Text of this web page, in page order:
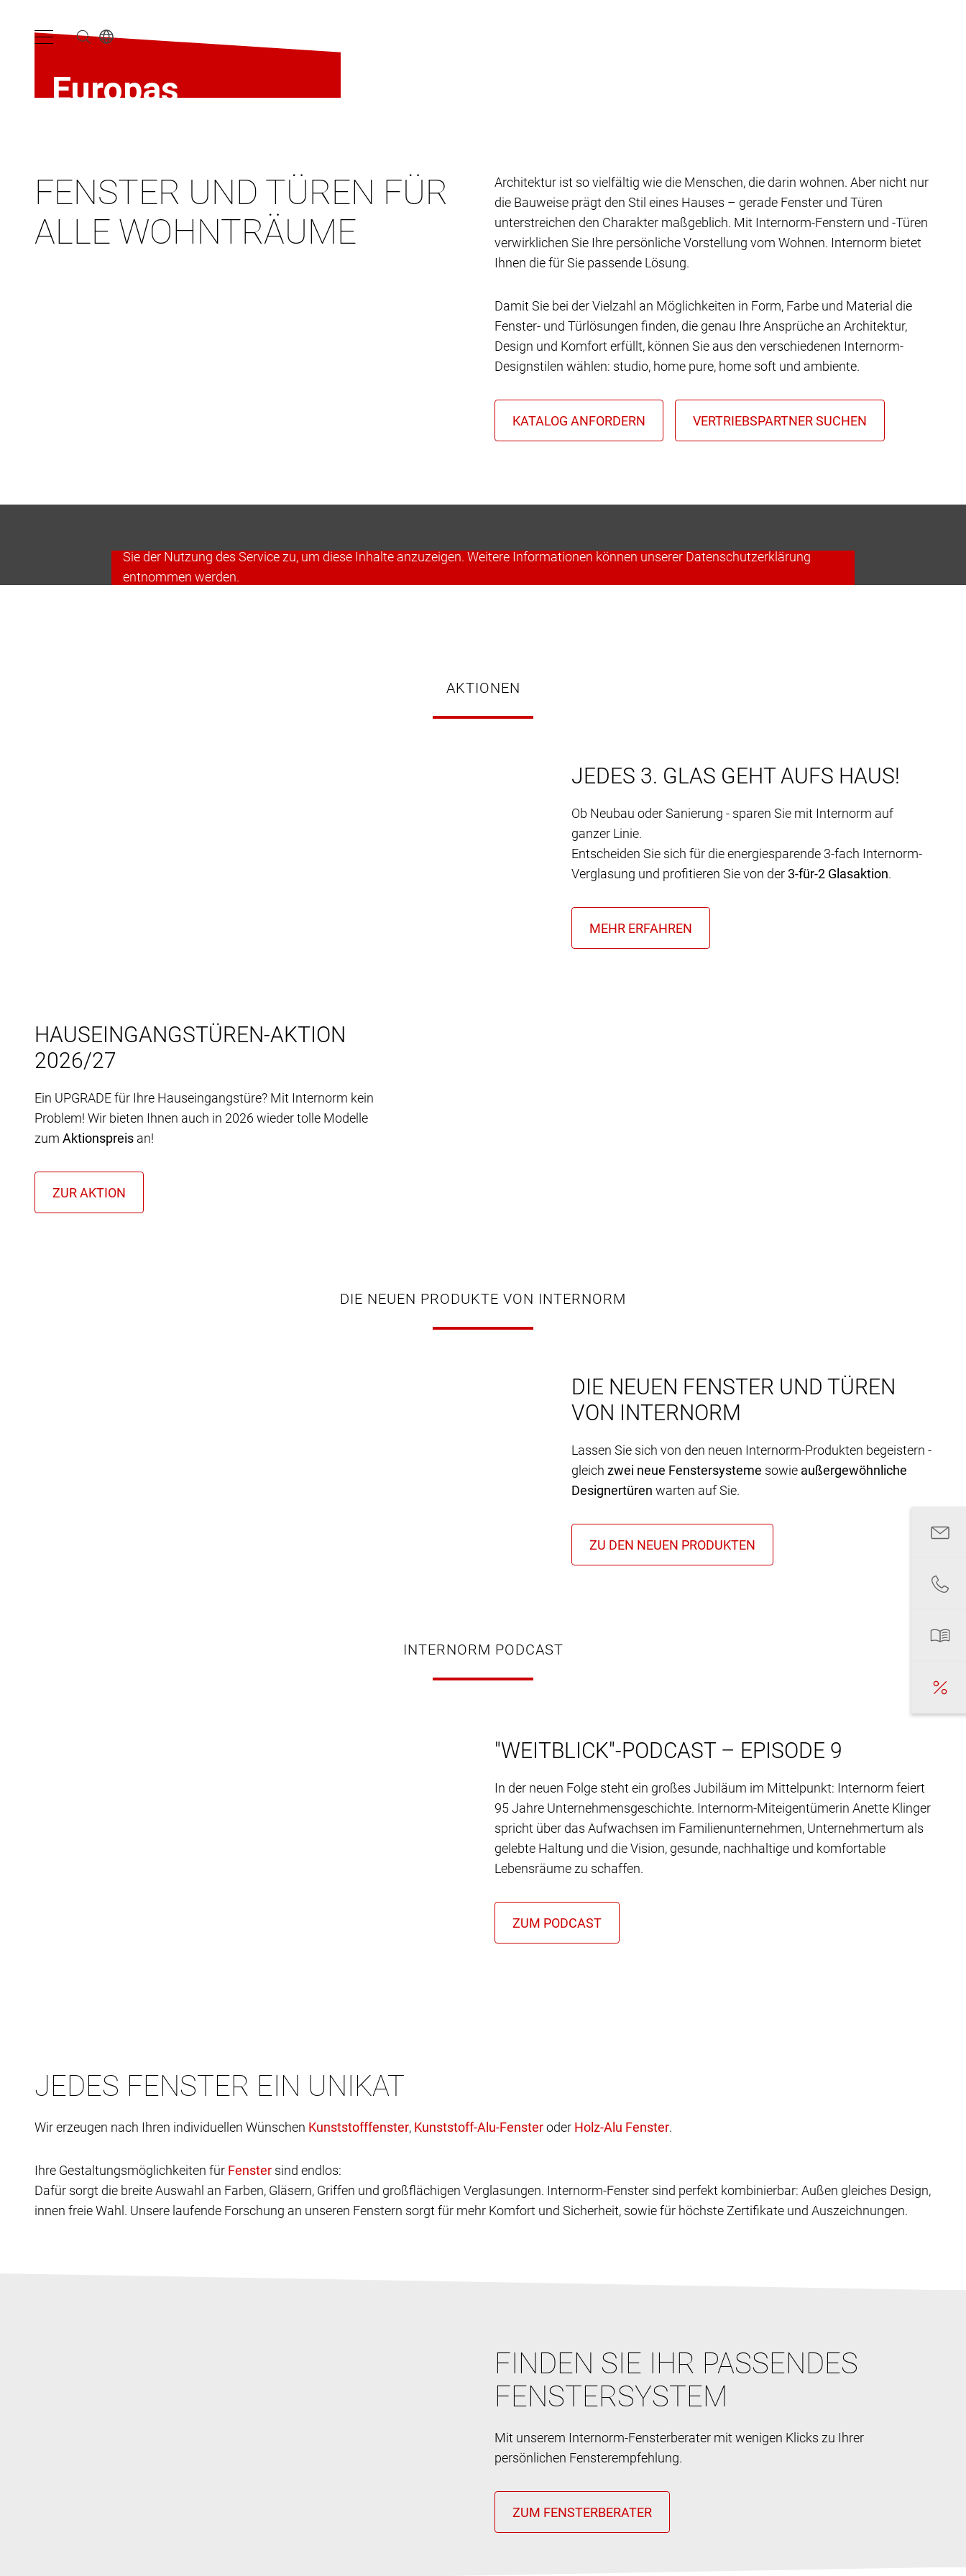
Europas
Nr. 1
FENSTER UND TÜREN FÜR
ALLE WOHNTRÄUME
Architektur ist so vielfältig wie die Menschen, die darin wohnen. Aber nicht nur
die Bauweise prägt den Stil eines Hauses – gerade Fenster und Türen
unterstreichen den Charakter maßgeblich. Mit Internorm-Fenstern und -Türen
verwirklichen Sie Ihre persönliche Vorstellung vom Wohnen. Internorm bietet
Ihnen die für Sie passende Lösung.
Damit Sie bei der Vielzahl an Möglichkeiten in Form, Farbe und Material die
Fenster- und Türlösungen finden, die genau Ihre Ansprüche an Architektur,
Design und Komfort erfüllt, können Sie aus den verschiedenen Internorm-
Designstilen wählen: studio, home pure, home soft und ambiente.
WIR BENÖTIGEN IHRE ZUSTIMMUNG, UM DEN YOUTUBE PLAYER-SERVICE ZU LADEN!
Sie der Nutzung des Service zu, um diese Inhalte anzuzeigen. Weitere Informationen können unserer Datenschutzerklärung
entnommen werden.
AKTIONEN
JEDES 3. GLAS GEHT AUFS HAUS!
Ob Neubau oder Sanierung - sparen Sie mit Internorm auf
ganzer Linie.
Entscheiden Sie sich für die energiesparende 3-fach Internorm-
Verglasung und profitieren Sie von der 3-für-2 Glasaktion.
HAUSEINGANGSTÜREN-AKTION
2026/27
Ein UPGRADE für Ihre Hauseingangstüre? Mit Internorm kein
Problem! Wir bieten Ihnen auch in 2026 wieder tolle Modelle
zum Aktionspreis an!
DIE NEUEN PRODUKTE VON INTERNORM
DIE NEUEN FENSTER UND TÜREN
VON INTERNORM
Lassen Sie sich von den neuen Internorm-Produkten begeistern -
gleich zwei neue Fenstersysteme sowie außergewöhnliche
Designertüren warten auf Sie.
INTERNORM PODCAST
"WEITBLICK"-PODCAST – EPISODE 9
In der neuen Folge steht ein großes Jubiläum im Mittelpunkt: Internorm feiert
95 Jahre Unternehmensgeschichte. Internorm-Miteigentümerin Anette Klinger
spricht über das Aufwachsen im Familienunternehmen, Unternehmertum als
gelebte Haltung und die Vision, gesunde, nachhaltige und komfortable
Lebensräume zu schaffen.
JEDES FENSTER EIN UNIKAT
Wir erzeugen nach Ihren individuellen Wünschen , oder .
Ihre Gestaltungsmöglichkeiten für
sind endlos:
Dafür sorgt die breite Auswahl an Farben, Gläsern, Griffen und großflächigen Verglasungen. Internorm-Fenster sind perfekt kombinierbar: Außen gleiches Design,
innen freie Wahl. Unsere laufende Forschung an unseren Fenstern sorgt für mehr Komfort und Sicherheit, sowie für höchste Zertifikate und Auszeichnungen.
FINDEN SIE IHR PASSENDES
FENSTERSYSTEM
Mit unserem Internorm-Fensterberater mit wenigen Klicks zu Ihrer
persönlichen Fensterempfehlung.